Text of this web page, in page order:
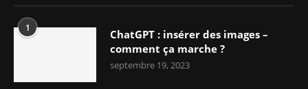
1
ChatGPT : insérer des images –
comment ça marche ?
septembre 19, 2023